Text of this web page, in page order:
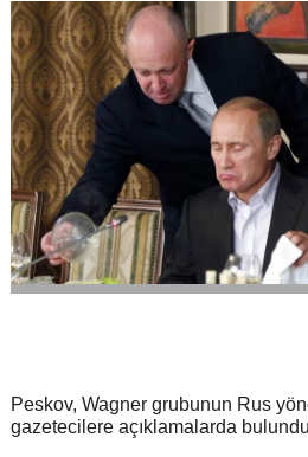
Peskov, Wagner grubunun Rus
gazetecilere açıklamalarda